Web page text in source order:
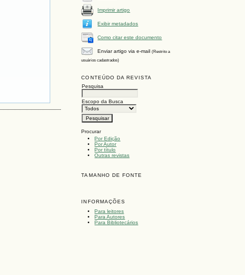
Imprimir artigo
Exibir metadados
Como citar este documento
Enviar artigo via e-mail(Restrito a
usuários cadastrados)
CONTEÚDO DA REVISTA
Pesquisa
Escopo da Busca
Procurar
Por Edição
Por Autor
Por título
Outras revistas
TAMANHO DE FONTE
INFORMAÇÕES
Para leitores
Para Autores
Para Bibliotecários